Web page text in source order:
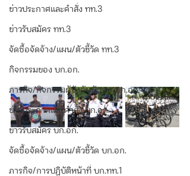
ข่าวประกาศและคำสั่ง ทท.3
ข่าวรับสมัคร ทท.3
จัดซื้อจัดจ้าง/แผน/ตัวชี้วัด ทท.3
กิจกรรมของ บก.อก.
ภารกิจ/กิจกรรมผู้บังคับบัญชา บก.อก.
ข่าวประกาศและคำสั่ง บก.อก.
ข่าวรับสมัคร บก.อก.
จัดซื้อจัดจ้าง/แผน/ตัวชี้วัด บก.อก.
ภารกิจ/การปฏิบัติหน้าที่ บก.ทท.1